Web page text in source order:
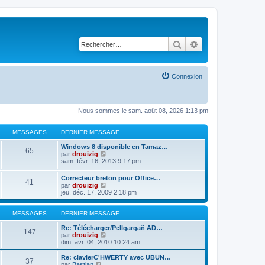
Rechercher
Connexion
Nous sommes le sam. août 08, 2026 1:13 pm
MESSAGES DERNIER MESSAGE
65
Windows 8 disponible en Tamaz…
par drouizig
o
u
l
t
e
r
l
d
e
r
n
i
sam. févr. 16, 2013 9:17 pm
41
Correcteur breton pour Office…
par drouizig
o
n
s
u
l
t
r
l
e
jeu. déc. 17, 2009 2:18 pm
MESSAGES DERNIER MESSAGE
147
Re: Télécharger/Pellgargañ AD…
par drouizig
o
n
s
dim. avr. 04, 2010 10:24 am
37
Re: clavierC'HWERTY avec UBUN…